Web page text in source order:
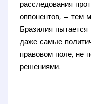
расследования
оппонентов, — тем
Бразилия пытается
даже самые
правовом поле, не
решениями.